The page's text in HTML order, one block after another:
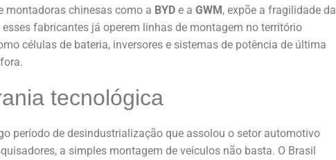
montadoras chinesas como a BYD e a GWM, expõe a fragilidade da
fabricantes já operem linhas de montagem no território
células de bateria, inversores e sistemas de potência de última
tecnológica
período de desindustrialização que assolou o setor automotivo
a simples montagem de veículos não basta. O Brasil